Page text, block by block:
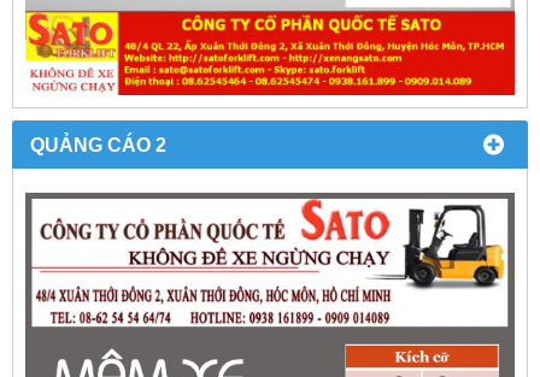
QUẢNG CÁO 2